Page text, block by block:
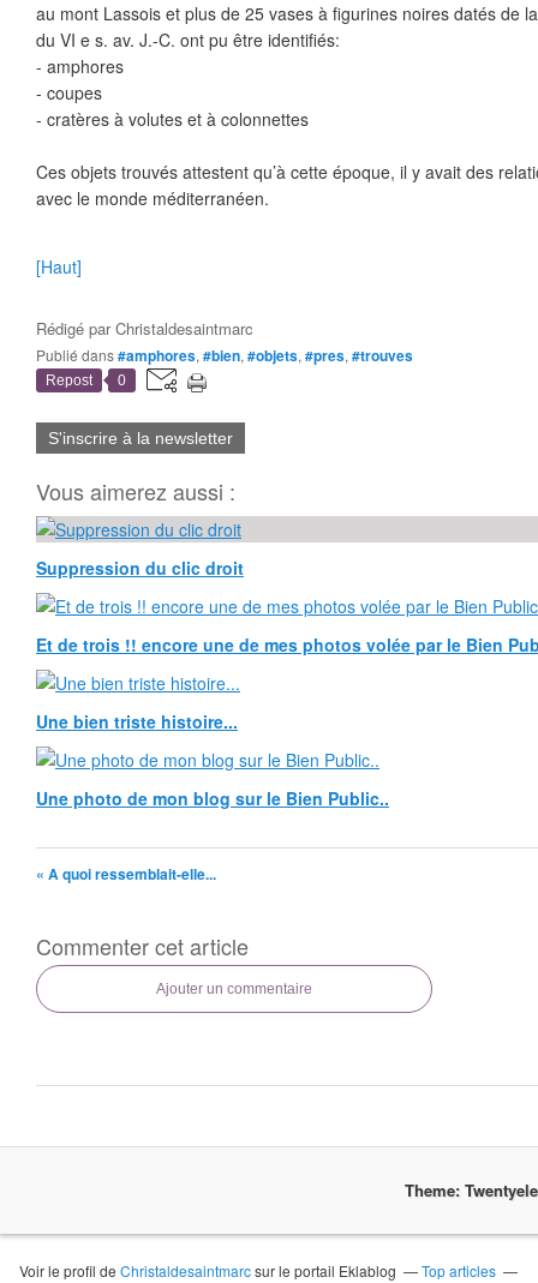
au mont Lassois et plus de 25 vases à figurines noires datés de
du VI e s. av. J.-C. ont pu être identifiés:
- amphores
- coupes
- cratères à volutes et à colonnettes
Ces objets trouvés attestent qu’à cette époque, il y avait des
avec le monde méditerranéen.
[Haut]
Rédigé parChristaldesaintmarc
Publié dans#amphores, #bien, #objets, #pres, #trouves
Repost 0
S'inscrire à la newsletter
Vous aimerez aussi :
Suppression du clic droit
Et de trois !! encore une de mes photos volée par le Bien
Une bien triste histoire...
Une photo de mon blog sur le Bien Public..
« A quoi ressemblait-elle...
Commenter cet article
Ajouter un commentaire
Theme:
Voir le profil deChristaldesaintmarcsur le portail Eklablog Top articles